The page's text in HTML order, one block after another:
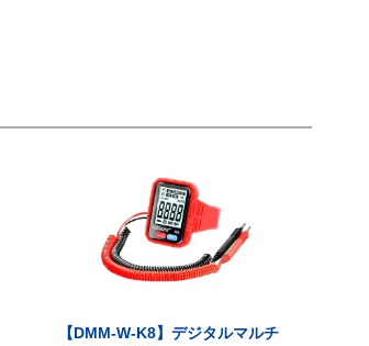
【DMM-W-K8】デジタルマルチ